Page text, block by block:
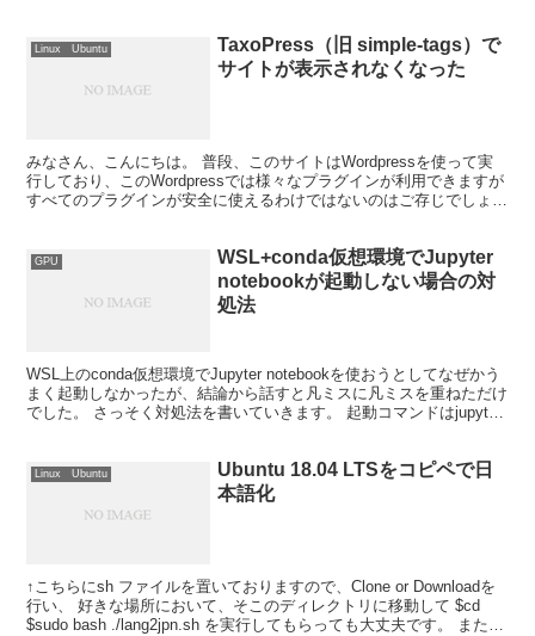
Linux Ubuntu
TaxoPress（旧 simple-tags）で
サイトが表示されなくなった
みなさん、こんにちは。 普段、このサイトはWordpressを使って実
行しており、このWordpressでは様々なプラグインが利用できますが
すべてのプラグインが安全に使えるわけではないのはご存じでしょう
GPU
WSL+conda仮想環境でJupyter
notebookが起動しない場合の対
処法
WSL上のconda仮想環境でJupyter notebookを使おうとしてなぜかう
まく起動しなかったが、結論から話すと凡ミスに凡ミスを重ねただけ
でした。 さっそく対処法を書いていきます。 起動コマンドはjupyter
Linux Ubuntu
Ubuntu 18.04 LTSをコピペで日
本語化
↑こちらにsh ファイルを置いておりますので、Clone or Downloadを
行い、 好きな場所において、そこのディレクトリに移動して $cd
$sudo bash ./lang2jpn.sh を実行してもらっても大丈夫です。 また、